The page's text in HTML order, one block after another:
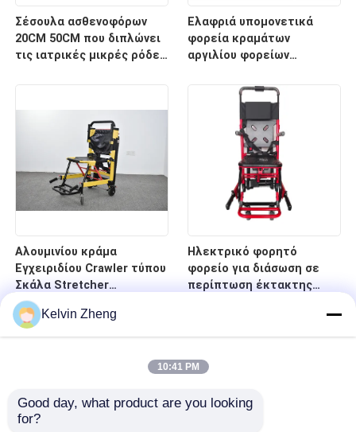
Σέσουλα ασθενοφόρων
20CM 50CM που διπλώνει
τις ιατρικές μικρές ρόδες
Ελαφριά υπομονετικά
φορεία κραμάτων
αργιλίου φορείων
κρεβάτι φορείων
έκτακτης ανάγκης
οπίσθιων στηριγμάτων
Αλουμινίου κράμα
Εγχειριδίου Crawler τύπου
Σκάλα Stretcher
αναδιπλούμενο ελαφρύ
για το νοσοκομείο
μεταφορά ασθενών
Ηλεκτρικό φορητό
φορείο για διάσωση σε
περίπτωση έκτακτης
Kelvin Zheng
10:41 PM
Good day, what product are you looking
for?